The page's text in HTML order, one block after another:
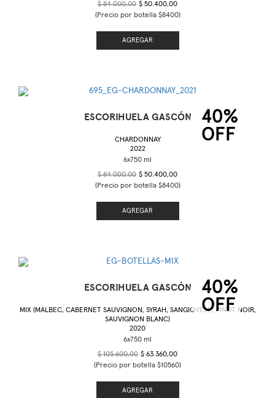
$ 84.000,00 $ 50.400,00
(Precio por botella $8400)
AGREGAR
40%
OFF
ESCORIHUELA GASCÓN
CHARDONNAY
2022
$ 84.000,00 $ 50.400,00
(Precio por botella $8400)
AGREGAR
40%
OFF
ESCORIHUELA GASCÓN
MIX (MALBEC, CABERNET SAUVIGNON, SYRAH, SANGIOVESE, PINOT NOIR,
SAUVIGNON BLANC)
2020
$ 105.600,00 $ 63.360,00
(Precio por botella $10560)
AGREGAR